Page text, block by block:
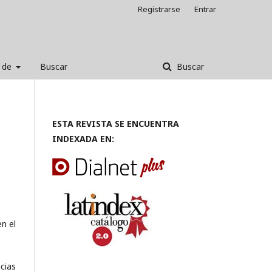
Buscar Buscar
Registrarse Entrar
el
ESTA REVISTA SE ENCUENTRA
INDEXADA EN: